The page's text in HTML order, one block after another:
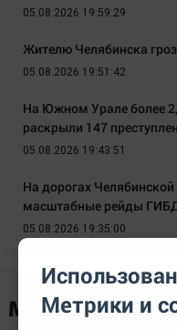
05.08.2026 19:59:29
Жителю Челябинска
05.08.2026 19:51:42
На Южном Урале более
раскрыли 147
05.08.2026 19:43:51
На дорогах
масштабные рейды
05.08.2026 19:35:00
Метрики и